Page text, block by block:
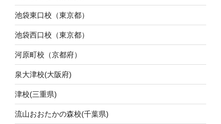
池袋東口校（東京都）
池袋西口校（東京都）
河原町校（京都府）
泉大津校(大阪府)
津校(三重県)
流山おおたかの森校(千葉県)